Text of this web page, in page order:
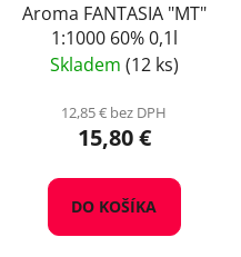
Aroma FANTASIA "MT"
1:1000 60% 0,1l
Skladem (12 ks)
12,85 € bez DPH
15,80 €
DO KOŠÍKA